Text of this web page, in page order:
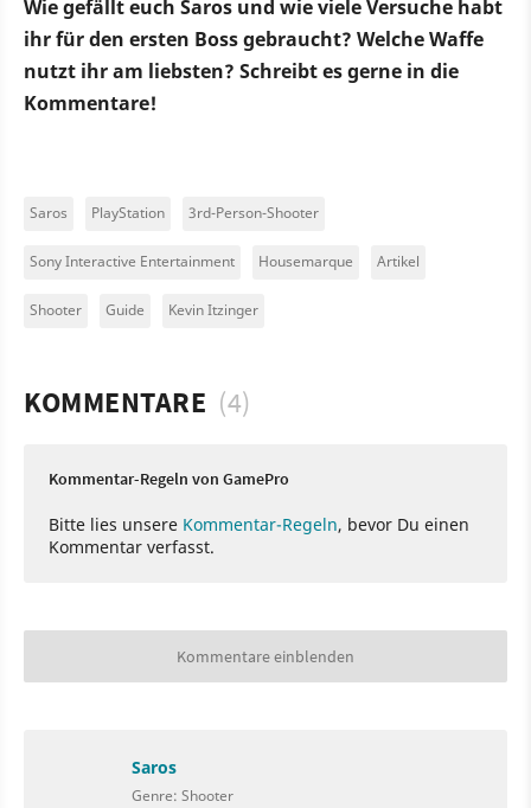
Wie gefällt euch Saros und wie viele Versuche habt
ihr für den ersten Boss gebraucht? Welche Waffe
nutzt ihr am liebsten? Schreibt es gerne in die
Kommentare!
Saros PlayStation 3rd-Person-Shooter
Sony Interactive Entertainment Housemarque Artikel
Shooter Guide Kevin Itzinger
KOMMENTARE (4)
Kommentar-Regeln von GamePro
Bitte lies unsere Kommentar-Regeln, bevor Du einen
Kommentar verfasst.
Kommentare einblenden
Saros
Genre: Shooter